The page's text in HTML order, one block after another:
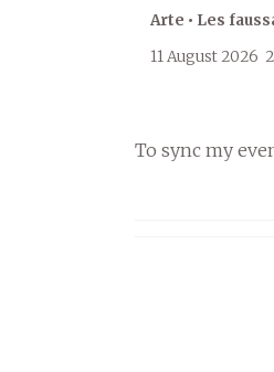
Arte • Les
11 August 2026
To sync my